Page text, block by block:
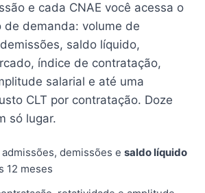
e cada CNAE você acessa o
de demanda: volume de
saldo líquido,
índice de contratação,
salarial e até uma
CLT por contratação. Doze
só lugar.
demissões e saldo líquido
12 meses